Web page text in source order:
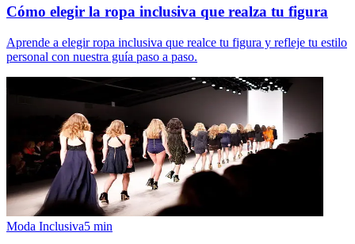
Cómo elegir la ropa inclusiva que realza tu figura
Aprende a elegir ropa inclusiva que realce tu figura y refleje tu estilo
personal con nuestra guía paso a paso.
Moda Inclusiva5 min